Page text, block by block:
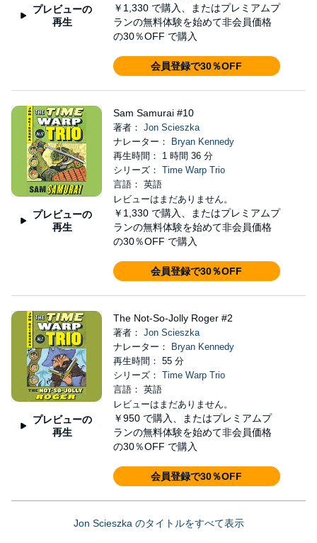
プレビューの
再生
￥1,330 で購入、またはプレミアムプ
ランの無料体験を始めて非会員価格
の30％OFF で購入
会員登録で30％OFF
プレビューの
再生
Sam Samurai #10
著者： Jon Scieszka
ナレーター：
Bryan Kennedy
再生時間： 1 時間 36 分
シリーズ： Time Warp Trio
言語： 英語
レビューはまだありません。
￥1,330 で購入、またはプレミアムプ
ランの無料体験を始めて非会員価格
の30％OFF で購入
会員登録で30％OFF
プレビューの
再生
The Not-So-Jolly Roger #2
著者： Jon Scieszka
ナレーター：
Bryan Kennedy
再生時間： 55 分
シリーズ： Time Warp Trio
言語： 英語
レビューはまだありません。
￥950 で購入、またはプレミアムプ
ランの無料体験を始めて非会員価格
の30％OFF で購入
会員登録で30％OFF
Jon Scieszka のタイトルをすべて表示